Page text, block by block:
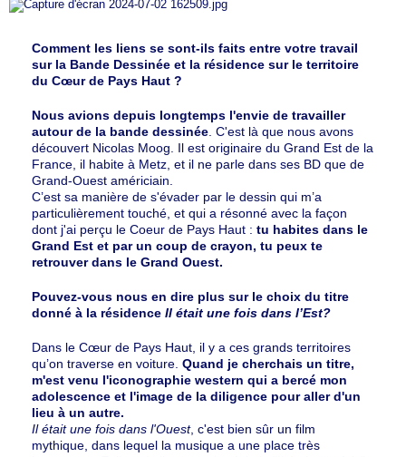
Comment les liens se sont-ils faits entre votre travail
sur la Bande Dessinée et la résidence sur le territoire
du Cœur de Pays Haut ?
Nous avions depuis longtemps l'envie de travailler
autour de la bande dessinée . C'est là que nous avons
découvert Nicolas Moog. Il est originaire du Grand Est de la
France, il habite à Metz, et il ne parle dans ses BD que de
Grand-Ouest américiain.
C’est sa manière de s'évader par le dessin qui m’a
particulièrement touché, et qui a résonné avec la façon
dont j'ai perçu le Coeur de Pays Haut : tu habites dans le
Grand Est et par un coup de crayon, tu peux te
retrouver dans le Grand Ouest.
Pouvez-vous nous en dire plus sur le choix du titre
donné à la résidence Il était une fois dans l’Est?
Dans le Cœur de Pays Haut, il y a ces grands territoires
qu’on traverse en voiture. Quand je cherchais un titre,
m'est venu l'iconographie western qui a bercé mon
adolescence et l'image de la diligence pour aller d'un
lieu à un autre.
Il était une fois dans l'Ouest, c'est bien sûr un film
mythique, dans lequel la musique a une place très